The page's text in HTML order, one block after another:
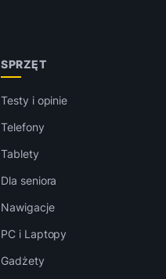
SPRZĘT
Testy i opinie
Telefony
Tablety
Dla seniora
Nawigacje
PC i Laptopy
Gadżety